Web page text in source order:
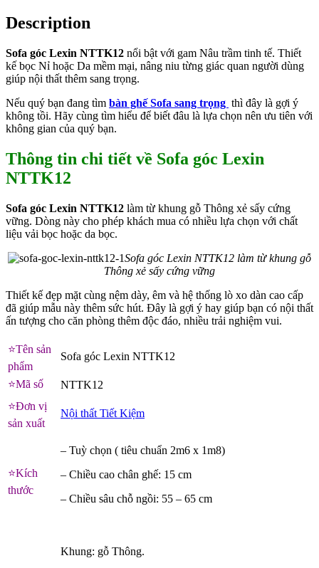
Description
Sofa góc Lexin NTTK12 nổi bật với gam Nâu trầm tinh tế. Thiết
kế bọc Nỉ hoặc Da mềm mại, nâng niu từng giác quan người dùng
giúp nội thất thêm sang trọng.
Nếu quý bạn đang tìm bàn ghế Sofa sang trọng thì đây là gợi ý
không tồi. Hãy cùng tìm hiểu để biết đâu là lựa chọn nên ưu tiên với
không gian của quý bạn.
Thông tin chi tiết về Sofa góc Lexin
NTTK12
Sofa góc Lexin NTTK12 làm từ khung gỗ Thông xẻ sấy cứng
vững. Dòng này cho phép khách mua có nhiều lựa chọn với chất
liệu vải bọc hoặc da bọc.
Sofa góc Lexin NTTK12 làm từ khung gỗ
Thông xẻ sấy cứng vững
Thiết kế đẹp mặt cùng nệm dày, êm và hệ thống lò xo dàn cao cấp
đã giúp mẫu này thêm sức hút. Đây là gợi ý hay giúp bạn có nội thất
ấn tượng cho căn phòng thêm độc đáo, nhiều trải nghiệm vui.
⭐️Tên sản
phẩm
Sofa góc Lexin NTTK12
⭐️Mã số
NTTK12
⭐️Đơn vị
sản xuất
Nội thất Tiết Kiệm
⭐️Kích
thước
– Tuỳ chọn ( tiêu chuẩn 2m6 x 1m8)
– Chiều cao chân ghế: 15 cm
– Chiều sâu chỗ ngồi: 55 – 65 cm
Khung: gỗ Thông.